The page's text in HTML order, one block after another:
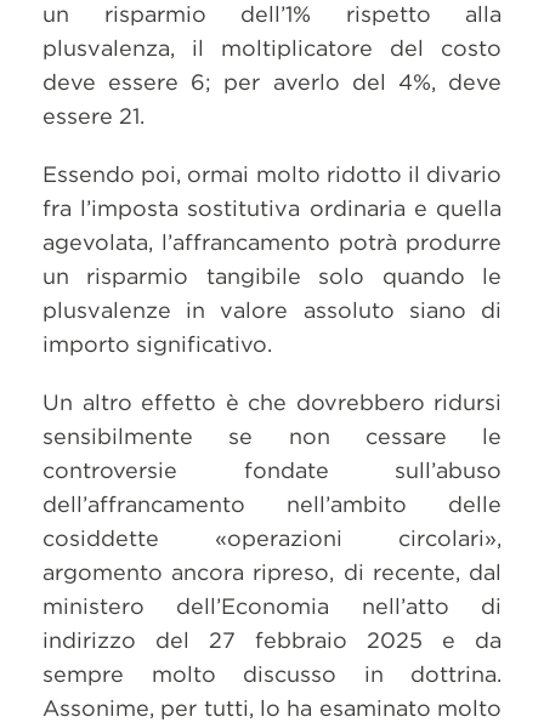
un risparmio dell’1% rispetto alla
plusvalenza, il moltiplicatore del costo
deve essere 6; per averlo del 4%, deve
essere 21.
Essendo poi, ormai molto ridotto il divario
fra l’imposta sostitutiva ordinaria e quella
agevolata, l’affrancamento potrà produrre
un risparmio tangibile solo quando le
plusvalenze in valore assoluto siano di
importo significativo.
Un altro effetto è che dovrebbero ridursi
sensibilmente se non cessare le
controversie fondate sull’abuso
dell’affrancamento nell’ambito delle
cosiddette «operazioni circolari»,
argomento ancora ripreso, di recente, dal
ministero dell’Economia nell’atto di
indirizzo del 27 febbraio 2025 e da
sempre molto discusso in dottrina.
Assonime, per tutti, lo ha esaminato molto